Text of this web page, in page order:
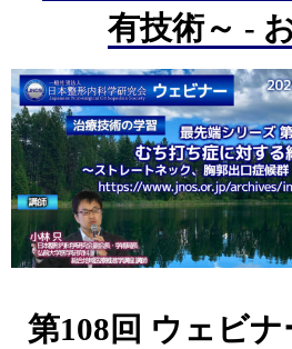
有技術～ -
第108回 ウェビ